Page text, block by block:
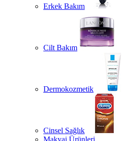
Erkek Bakım
Cilt Bakım
Dermokozmetik
Cinsel Sağlık
Makyaj Ürünleri